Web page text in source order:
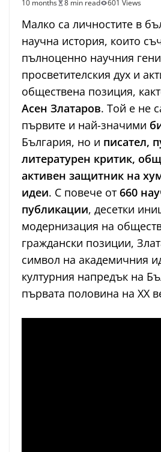
10 months
8 min read 601 Views
Малко са личностите в
научна история, които
пълноценно научния
просветителския дух и
обществена позиция,
Асен Златаров. Той е не
първите и най-значими
България, но и писател,
литературен критик,
активен защитник на
идеи. С повече от660
публикации, десетки
модернизация на
граждански позиции,
символ на академичния
културния напредък на
първата половина на XX